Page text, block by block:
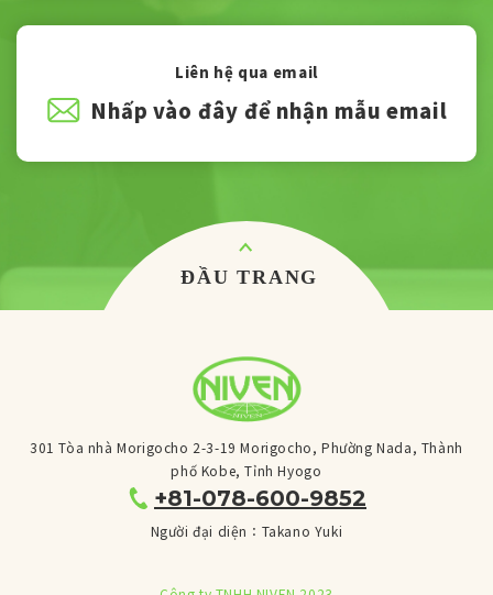
Liên hệ qua email
Nhấp vào đây để nhận mẫu email
301 Tòa nhà Morigocho 2-3-19 Morigocho, Phường Nada, Thành
phố Kobe, Tỉnh Hyogo
+81-078-600-9852
Người đại diện：Takano Yuki